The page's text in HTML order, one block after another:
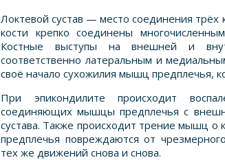
Локтевой сустав — место соединения трёх
кости крепко соединены
Костные выступы на внешней и
соответственно латеральным и
своё начало сухожилия мышц предплечья,
При эпикондилите происходит
соединяющих мышцы предплечья с
сустава. Также происходит трение мышц
предплечья повреждаются от
тех же движений снова и снова.